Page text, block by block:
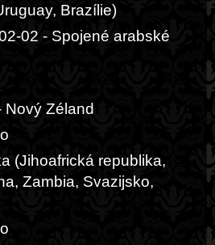
Brazílie)
02 - Spojené arabské
Nový Zéland
(Jihoafrická republika,
Zambia, Svazijsko,